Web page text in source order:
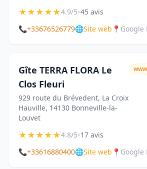
★★★★★4.9/5•45 avis
📞+33676526779🌐Site web 📍 Google
Gîte TERRA FLORA Le
Clos Fleuri
929 route du Brévedent, La Croix
Hauville, 14130 Bonneville-la-
Louvet
★★★★★4.8/5•17 avis
📞+33616880400🌐Site web 📍 Google